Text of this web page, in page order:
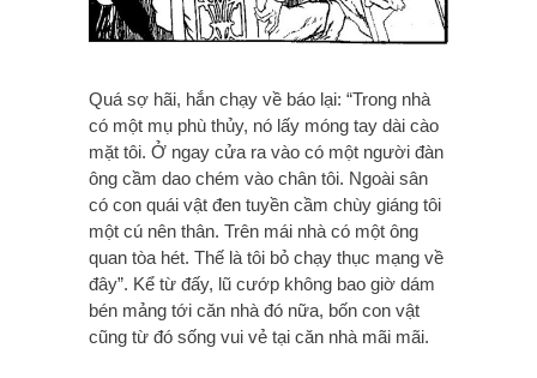
Quá sợ hãi, hắn chạy về báo lại: “Trong nhà
có một mụ phù thủy, nó lấy móng tay dài cào
mặt tôi. Ở ngay cửa ra vào có một người đàn
ông cầm dao chém vào chân tôi. Ngoài sân
có con quái vật đen tuyền cầm chùy giáng tôi
một cú nên thân. Trên mái nhà có một ông
quan tòa hét. Thế là tôi bỏ chạy thục mạng về
đây”. Kể từ đấy, lũ cướp không bao giờ dám
bén mảng tới căn nhà đó nữa, bốn con vật
cũng từ đó sống vui vẻ tại căn nhà mãi mãi.